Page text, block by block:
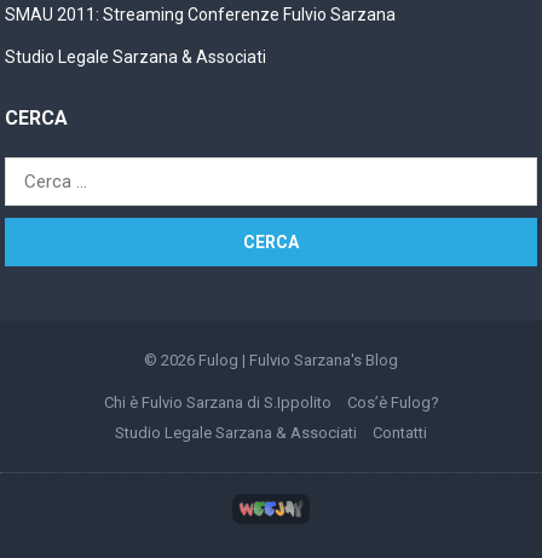
SMAU 2011: Streaming Conferenze Fulvio Sarzana
Studio Legale Sarzana & Associati
CERCA
Ricerca
per:
© 2026 Fulog | Fulvio Sarzana's Blog
Chi è Fulvio Sarzana di S.Ippolito
Cos’è Fulog?
Studio Legale Sarzana & Associati
Contatti